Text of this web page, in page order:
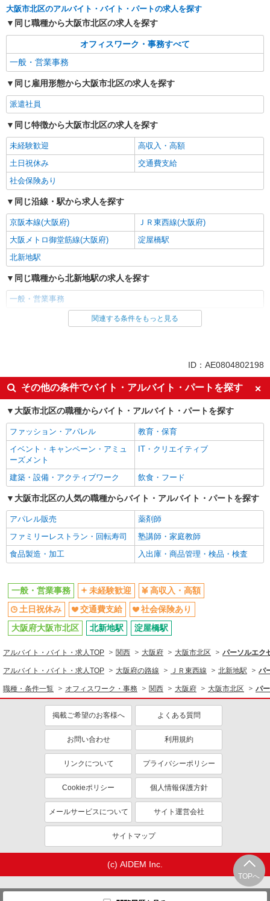
時給1500円 月収例：225000円 ★交通費規定に
基づき交通費支給
キープ
大阪市北区のアルバイト・バイト・パートの求人を探す
同じ職種から大阪市北区の求人を探す
オフィスワーク・事務すべて
一般・営業事務
同じ雇用形態から大阪市北区の求人を探す
派遣社員
同じ特徴から大阪市北区の求人を探す
未経験歓迎
高収入・高額
土日祝休み
交通費支給
社会保険あり
同じ沿線・駅から求人を探す
京阪本線(大阪府)
ＪＲ東西線(大阪府)
大阪メトロ御堂筋線(大阪府)
淀屋橋駅
北新地駅
同じ職種から北新地駅の求人を探す
一般・営業事務
同じ雇用形態から北新地駅の求人を探す
未経験歓迎
高収入・高額
土日祝休み
交通費支給
社会保険あり
同じ職種から求人を探す
一般・営業事務
同じ特徴から求人を探す
未経験歓迎
土日祝休み
交通費支給
社会保険あり
関連する条件をもっと見る
ID：AE0804802198
その他の条件でバイト・アルバイト・パートを探す
大阪市北区の職種からバイト・アルバイト・パートを探す
ファッション・アパレル
教育・保育
イベント・キャンペーン・アミュ
ーズメント
IT・クリエイティブ
建築・設備・アクティブワーク 飲食・フード
大阪市北区の人気の職種からバイト・アルバイト・パートを探す
アパレル販売
薬剤師
ファミリーレストラン・回転寿司
塾講師・家庭教師
食品製造・加工
入出庫・商品管理・検品・検査
TOPへ
一般・営業事務 未経験歓迎
高収入・高額
土日祝休み
交通費支給
社会保険あり
大阪府大阪市北区
北新地駅 淀屋橋駅
アルバイト・バイト・求人TOP 関西 大阪府 大阪市北区 パーソルエク
アルバイト・バイト・求人TOP 大阪府の路線 ＪＲ東西線 北新地駅 パ
職種・条件一覧 オフィスワーク・事務 関西 大阪府 大阪市北区 パ
掲載ご希望のお客様へ よくある質問
お問い合わせ 利用規約
リンクについて プライバシーポリシー
Cookieポリシー 個人情報保護方針
メールサービスについて サイト運営会社
サイトマップ
(c) AIDEM Inc.